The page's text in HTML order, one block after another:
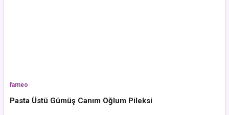
fameo
Pasta Üstü Gümüş Canım Oğlum Pileksi